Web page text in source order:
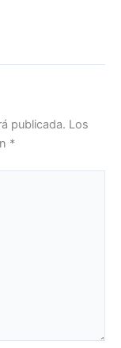
publicada. Los
*